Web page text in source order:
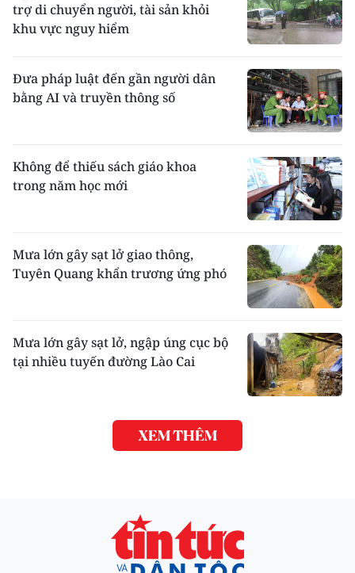
trợ di chuyển người, tài sản khỏi
khu vực nguy hiểm
Đưa pháp luật đến gần người dân
bằng AI và truyền thông số
Không để thiếu sách giáo khoa
trong năm học mới
Mưa lớn gây sạt lở giao thông,
Tuyên Quang khẩn trương ứng phó
Mưa lớn gây sạt lở, ngập úng cục bộ
tại nhiều tuyến đường Lào Cai
XEM THÊM